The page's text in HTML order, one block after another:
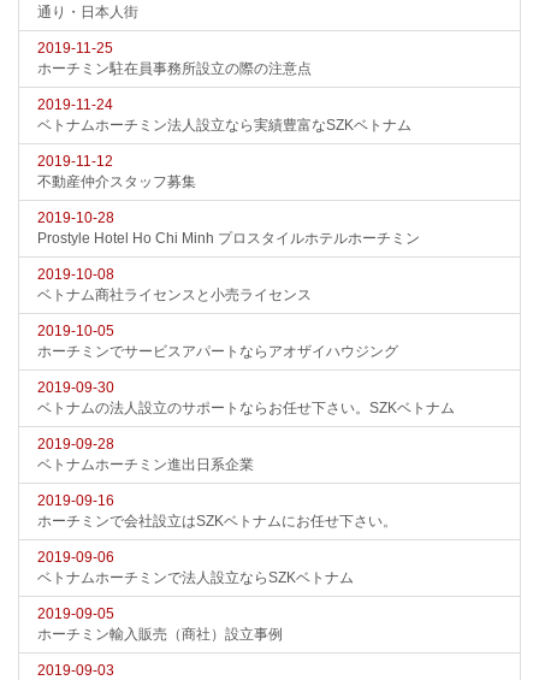
通り・日本人街
2019-11-25
ホーチミン駐在員事務所設立の際の注意点
2019-11-24
ベトナムホーチミン法人設立なら実績豊富なSZKベトナム
2019-11-12
不動産仲介スタッフ募集
2019-10-28
Prostyle Hotel Ho Chi Minh プロスタイルホテルホーチミン
2019-10-08
ベトナム商社ライセンスと小売ライセンス
2019-10-05
ホーチミンでサービスアパートならアオザイハウジング
2019-09-30
ベトナムの法人設立のサポートならお任せ下さい。SZKベトナム
2019-09-28
ベトナムホーチミン進出日系企業
2019-09-16
ホーチミンで会社設立はSZKベトナムにお任せ下さい。
2019-09-06
ベトナムホーチミンで法人設立ならSZKベトナム
2019-09-05
ホーチミン輸入販売（商社）設立事例
2019-09-03